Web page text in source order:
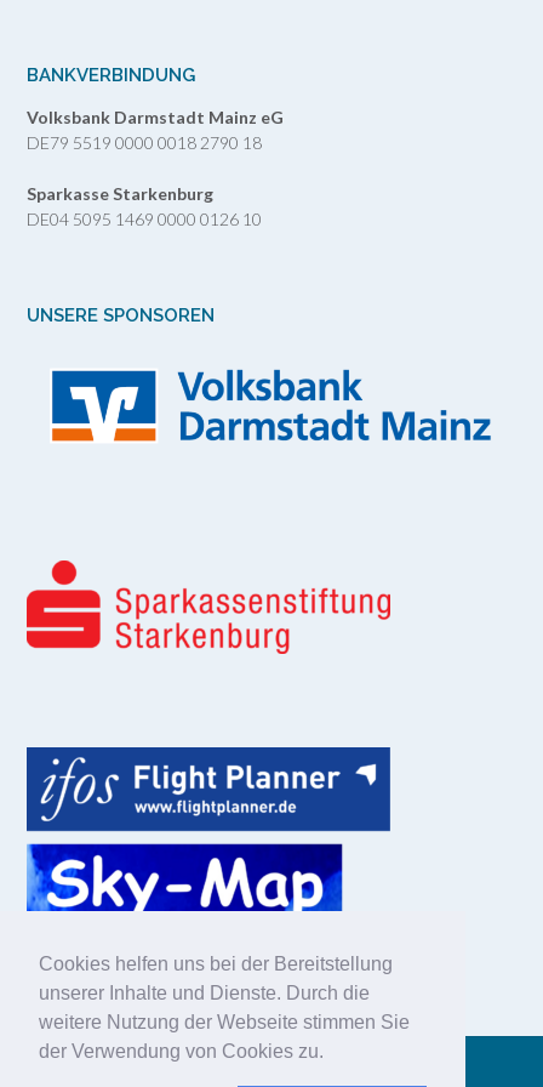
Cookies helfen uns bei der Bereitstellung
unserer Inhalte und Dienste. Durch die
weitere Nutzung der Webseite stimmen Sie
der Verwendung von Cookies zu.
BANKVERBINDUNG
Volksbank Darmstadt Mainz eG
DE79 5519 0000 0018 2790 18
Sparkasse Starkenburg
DE04 5095 1469 0000 0126 10
UNSERE SPONSOREN